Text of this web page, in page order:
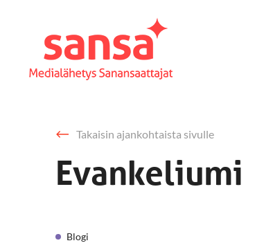
Takaisin ajankohtaista sivulle
Evankeliumi
Blogi